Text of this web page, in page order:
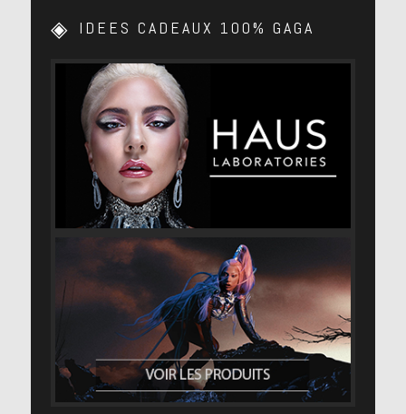
IDEES CADEAUX 100% GAGA